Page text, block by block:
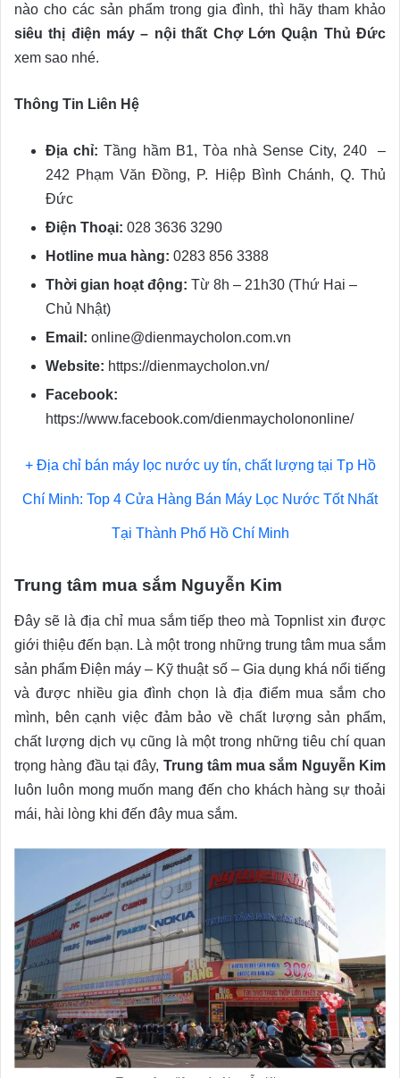
nào cho các sản phẩm trong gia đình, thì hãy tham khảo
siêu thị điện máy – nội thất Chợ Lớn Quận Thủ Đức
xem sao nhé.
Thông Tin Liên Hệ
Địa chỉ: Tầng hầm B1, Tòa nhà Sense City, 240 –
242 Phạm Văn Đồng, P. Hiệp Bình Chánh, Q. Thủ
Đức
Điện Thoại: 028 3636 3290
Hotline mua hàng: 0283 856 3388
Thời gian hoạt động: Từ 8h – 21h30 (Thứ Hai –
Chủ Nhật)
Email: online@dienmaycholon.com.vn
Website: https://dienmaycholon.vn/
Facebook:
https://www.facebook.com/dienmaycholononline/
+ Địa chỉ bán máy lọc nước uy tín, chất lượng tại Tp Hồ
Chí Minh: Top 4 Cửa Hàng Bán Máy Lọc Nước Tốt Nhất
Tại Thành Phố Hồ Chí Minh
Trung tâm mua sắm Nguyễn Kim
Đây sẽ là địa chỉ mua sắm tiếp theo mà Topnlist xin được
giới thiệu đến bạn. Là một trong những trung tâm mua sắm
sản phẩm Điện máy – Kỹ thuật số – Gia dụng khá nổi tiếng
và được nhiều gia đình chọn là địa điểm mua sắm cho
mình, bên cạnh việc đảm bảo về chất lượng sản phẩm,
chất lượng dịch vụ cũng là một trong những tiêu chí quan
trọng hàng đầu tại đây, Trung tâm mua sắm Nguyễn Kim
luôn luôn mong muốn mang đến cho khách hàng sự thoải
mái, hài lòng khi đến đây mua sắm.